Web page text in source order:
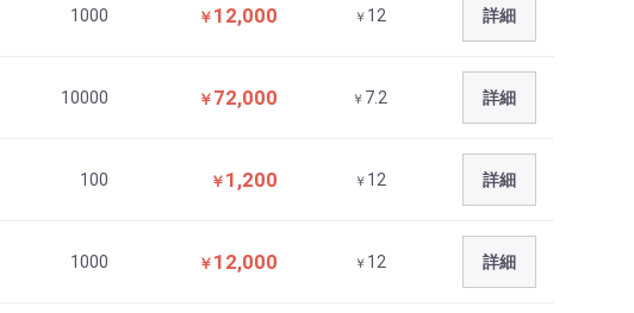
1000 ￥ 12,000 ￥ 12 詳細
10000 ￥ 72,000 ￥ 7.2 詳細
100 ￥ 1,200 ￥ 12 詳細
1000 ￥ 12,000 ￥ 12 詳細